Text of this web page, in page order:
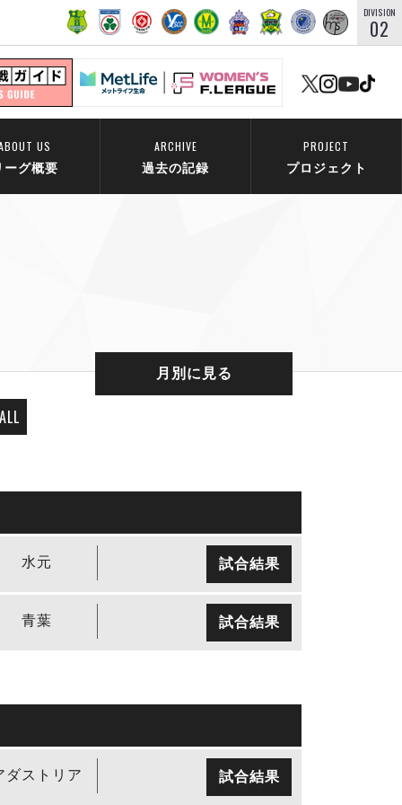
DIVISION
02
US
ーグ概要
ARCHIVE
過去の記録
PROJECT
プロジェクト
月別に見る
水元 試合結果
青葉 試合結果
ダストリア 試合結果